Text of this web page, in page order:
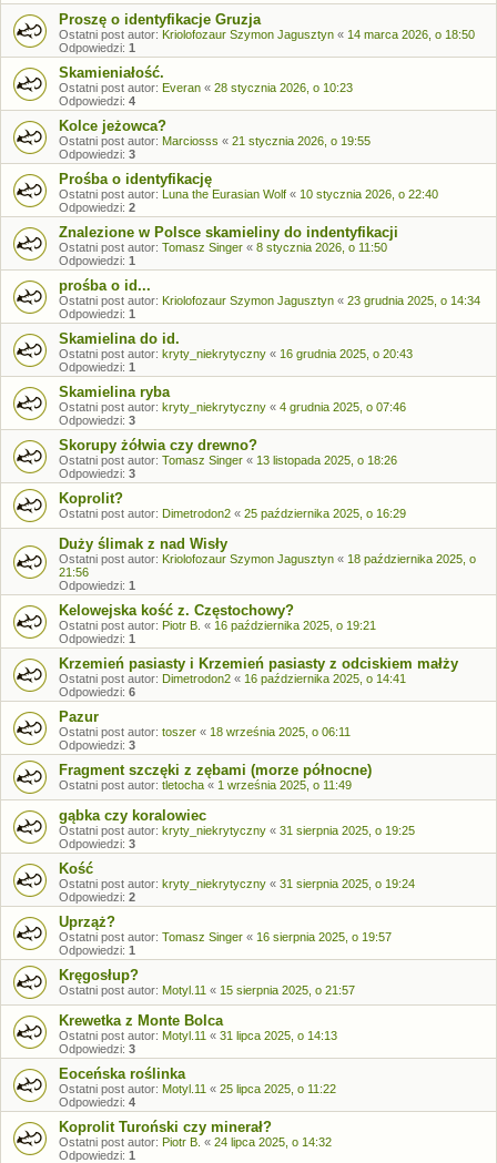
Proszę o identyfikacje Gruzja
Ostatni post autor: Kriolofozaur Szymon Jagusztyn « 14 marca 2026, o 18:50
Odpowiedzi: 1
Skamieniałość.
Ostatni post autor: Everan « 28 stycznia 2026, o 10:23
Odpowiedzi: 4
Kolce jeżowca?
Ostatni post autor: Marciosss « 21 stycznia 2026, o 19:55
Odpowiedzi: 3
Prośba o identyfikację
Ostatni post autor: Luna the Eurasian Wolf « 10 stycznia 2026, o 22:40
Odpowiedzi: 2
Znalezione w Polsce skamieliny do indentyfikacji
Ostatni post autor: Tomasz Singer « 8 stycznia 2026, o 11:50
Odpowiedzi: 1
prośba o id...
Ostatni post autor: Kriolofozaur Szymon Jagusztyn « 23 grudnia 2025, o 14:34
Odpowiedzi: 1
Skamielina do id.
Ostatni post autor: kryty_niekrytyczny « 16 grudnia 2025, o 20:43
Odpowiedzi: 1
Skamielina ryba
Ostatni post autor: kryty_niekrytyczny « 4 grudnia 2025, o 07:46
Odpowiedzi: 3
Skorupy żółwia czy drewno?
Ostatni post autor: Tomasz Singer « 13 listopada 2025, o 18:26
Odpowiedzi: 3
Koprolit?
Ostatni post autor: Dimetrodon2 « 25 października 2025, o 16:29
Duży ślimak z nad Wisły
Ostatni post autor: Kriolofozaur Szymon Jagusztyn « 18 października 2025, o
21:56
Odpowiedzi: 1
Kelowejska kość z. Częstochowy?
Ostatni post autor: Piotr B. « 16 października 2025, o 19:21
Odpowiedzi: 1
Krzemień pasiasty i Krzemień pasiasty z odciskiem małży
Ostatni post autor: Dimetrodon2 « 16 października 2025, o 14:41
Odpowiedzi: 6
Pazur
Ostatni post autor: toszer « 18 września 2025, o 06:11
Odpowiedzi: 3
Fragment szczęki z zębami (morze północne)
Ostatni post autor: tletocha « 1 września 2025, o 11:49
gąbka czy koralowiec
Ostatni post autor: kryty_niekrytyczny « 31 sierpnia 2025, o 19:25
Odpowiedzi: 3
Kość
Ostatni post autor: kryty_niekrytyczny « 31 sierpnia 2025, o 19:24
Odpowiedzi: 2
Uprząż?
Ostatni post autor: Tomasz Singer « 16 sierpnia 2025, o 19:57
Odpowiedzi: 1
Kręgosłup?
Ostatni post autor: Motyl.11 « 15 sierpnia 2025, o 21:57
Krewetka z Monte Bolca
Ostatni post autor: Motyl.11 « 31 lipca 2025, o 14:13
Odpowiedzi: 3
Eoceńska roślinka
Ostatni post autor: Motyl.11 « 25 lipca 2025, o 11:22
Odpowiedzi: 4
Koprolit Turoński czy minerał?
Ostatni post autor: Piotr B. « 24 lipca 2025, o 14:32
Odpowiedzi: 1